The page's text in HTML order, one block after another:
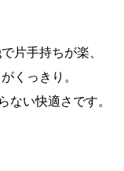
片手持ちが楽、
くっきり。
ない快適さです。